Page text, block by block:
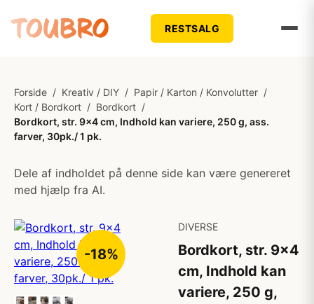
RESTSALG
Forside / Kreativ / DIY / Papir / Karton / Konvolutter /
Kort / Bordkort / Bordkort /
Bordkort, str. 9x4 cm, Indhold kan variere, 250 g, ass.
farver, 30pk./ 1 pk.
Dele af indholdet på denne side kan være genereret
med hjælp fra AI.
-18%
DIVERSE
Bordkort, str. 9x4
cm, Indhold kan
variere, 250 g,